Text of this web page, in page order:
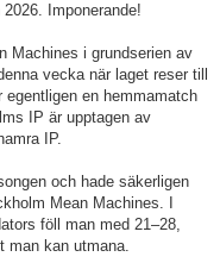
Imponerande!
Machines i grundserien av
vecka när laget reser till
en hemmamatch
IP är upptagen av
IP.
och hade säkerligen
Mean Machines. I
föll man med 21–28,
man kan utmana.